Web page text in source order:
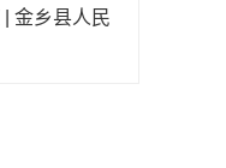
金乡县人民